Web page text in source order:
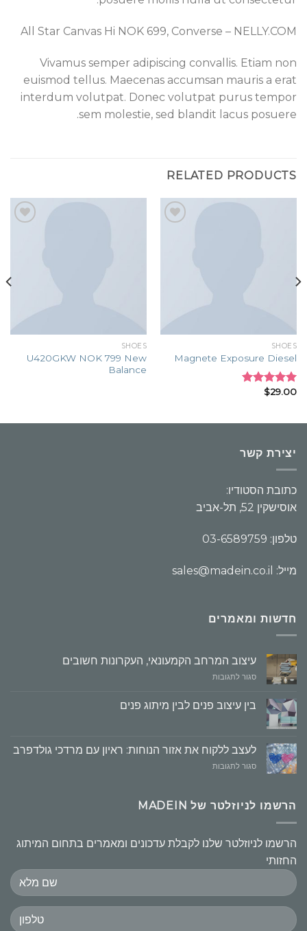
All Star Canvas Hi NOK 699, Converse – NELLY.COM
Vivamus semper adipiscing convallis. Etiam non
euismod tellus. Maecenas accumsan mauris a erat
interdum volutpat. Donec volutpat purus tempor
sem molestie, sed blandit lacus posuere.
RELATED PRODUCTS
SHOES
Magnete Exposure Diesel
Rated5.00
$29.00
SHOES
U420GKW NOK 799 New
Balance
יצירת קשר
כתובת הסטודיו:
אוסישקין 52, תל-אביב
טלפון: 03-6589759
מייל: sales@madein.co.il
חדשות ומאמרים
עיצוב המרחב הקמעונאי, העקרונות חשובים
סגור לתגובותעל
הקמעונאי,
בין עיצוב פנים לבין מיתוג פנים
לעצב ללקוח את אזור הנוחות: ראיון עם מרדכי גולדפרב
סגור לתגובותעל
את
אזור
עם
גולדפרב
הרשמו לניוזלטר של MADEIN
הרשמו לניוזלטר שלנו לקבלת עדכונים ומאמרים בתחום המיתוג
החזותי